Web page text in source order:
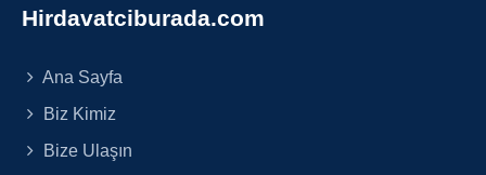
Hirdavatciburada.com
Ana Sayfa
Biz Kimiz
Bize Ulaşın